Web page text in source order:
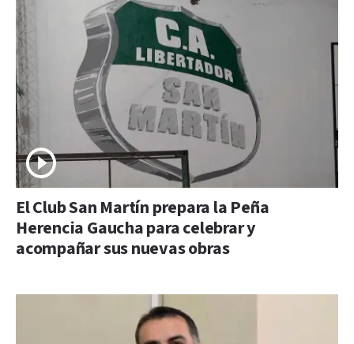
El Club San Martín prepara la Peña
Herencia Gaucha para celebrar y
acompañar sus nuevas obras